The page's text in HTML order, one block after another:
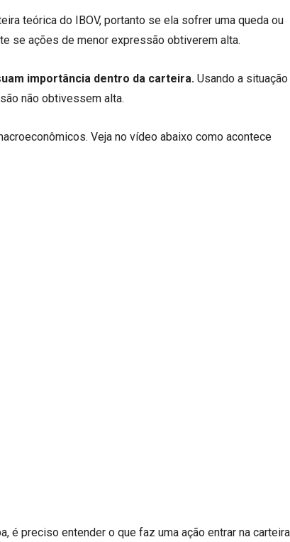
teórica do IBOV, portanto se ela sofrer uma queda ou
se ações de menor expressão obtiverem alta.
importância dentro da carteira. Usando a situação
não obtivessem alta.
Veja no vídeo abaixo como acontece
é preciso entender o que faz uma ação entrar na carteira